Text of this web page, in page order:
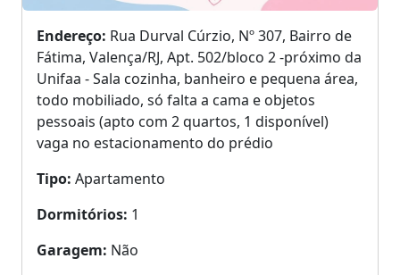
Endereço: Rua Durval Cúrzio, Nº 307, Bairro de
Fátima, Valença/RJ, Apt. 502/bloco 2 -próximo da
Unifaa - Sala cozinha, banheiro e pequena área,
todo mobiliado, só falta a cama e objetos
pessoais (apto com 2 quartos, 1 disponível)
vaga no estacionamento do prédio
Tipo: Apartamento
Dormitórios: 1
Garagem: Não